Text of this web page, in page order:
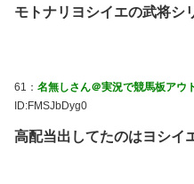
モトナリヨシイエの武将シ
61： 名無しさん＠実況で競馬板アウ
ID:FMSJbDyg0
高配当出してたのはヨシイ